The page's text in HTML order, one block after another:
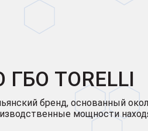
TORELLI
бренд, основанный
мощности